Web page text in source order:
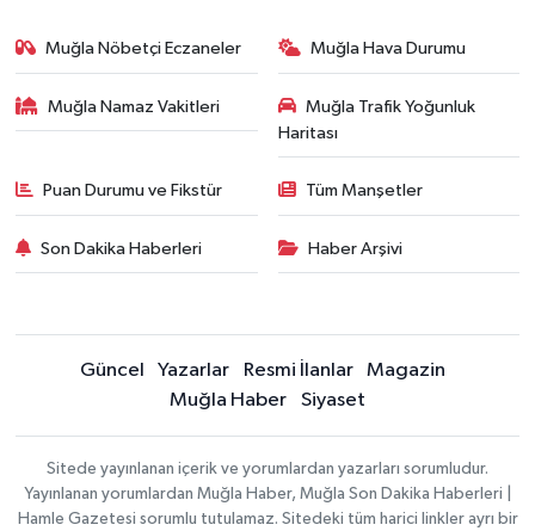
Muğla Nöbetçi Eczaneler Muğla Hava Durumu
Muğla Namaz Vakitleri
Muğla Trafik Yoğunluk
Haritası
Puan Durumu ve Fikstür Tüm Manşetler
Son Dakika Haberleri Haber Arşivi
Güncel Yazarlar Resmi İlanlar
Magazin
Muğla Haber
Siyaset
Sitede yayınlanan içerik ve yorumlardan yazarları sorumludur.
Yayınlanan yorumlardan Muğla Haber, Muğla Son Dakika Haberleri |
Hamle Gazetesi sorumlu tutulamaz. Sitedeki tüm harici linkler ayrı bir